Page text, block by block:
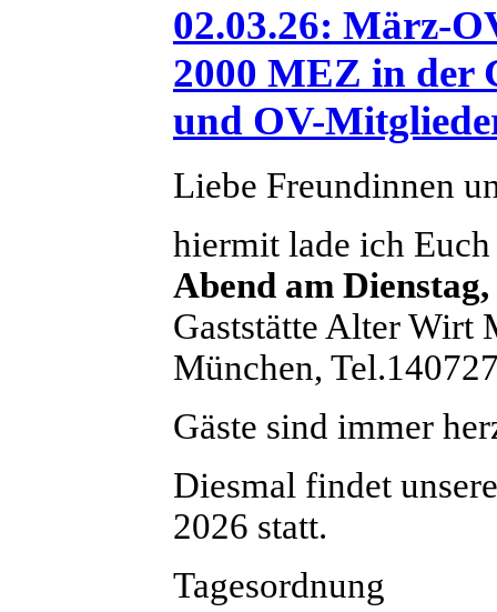
02.03.26: März-
2000 MEZ in der
und OV-
Liebe Freundinnen
hiermit lade ich
Abend am Dienstag,
Gaststätte Alter Wirt
München,
Gäste sind immer
Diesmal findet
2026 statt.
Tagesordnung